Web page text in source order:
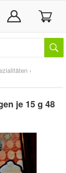
›
je 15 g 48